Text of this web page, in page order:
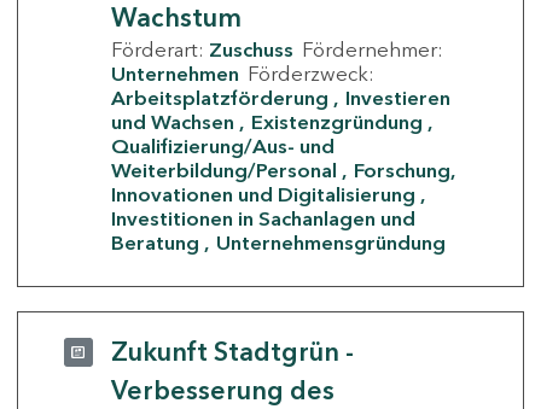
Wachstum
Förderart: Zuschuss Fördernehmer:
Unternehmen Förderzweck:
Arbeitsplatzförderung
Investieren
und Wachsen
Existenzgründung
Qualifizierung/Aus- und
Weiterbildung/Personal
Forschung,
Innovationen und Digitalisierung
Investitionen in Sachanlagen und
Beratung
Unternehmensgründung
Zukunft Stadtgrün -
Verbesserung des